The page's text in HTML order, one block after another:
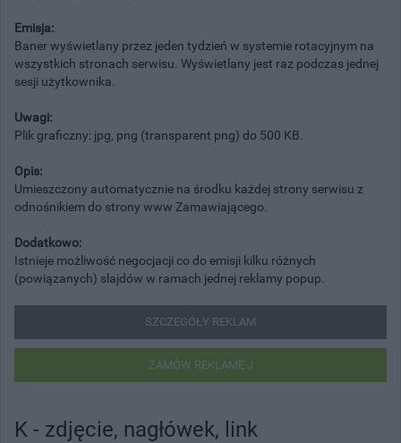
Emisja:
Baner wyświetlany przez jeden tydzień w systemie rotacyjnym na
wszystkich stronach serwisu. Wyświetlany jest raz podczas jednej
sesji użytkownika.
Uwagi:
Plik graficzny: jpg, png (transparent png) do 500 KB.
Opis:
Umieszczony automatycznie na środku każdej strony serwisu z
odnośnikiem do strony www Zamawiającego.
Dodatkowo:
Istnieje możliwość negocjacji co do emisji kilku różnych
(powiązanych) slajdów w ramach jednej reklamy popup.
SZCZEGÓŁY REKLAM
ZAMÓW REKLAMĘ J
K - zdjęcie, nagłówek, link